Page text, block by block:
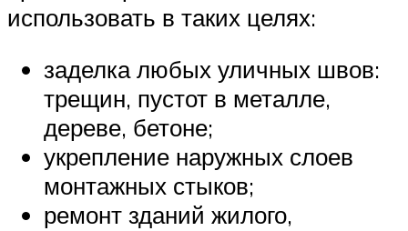
использовать в таких целях:
заделка любых уличных швов:
трещин, пустот в металле,
дереве, бетоне;
укрепление наружных слоев
монтажных стыков;
ремонт зданий жилого,